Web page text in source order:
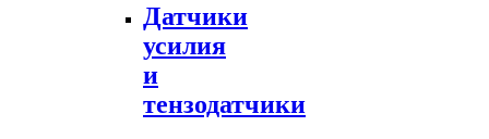
Датчики
усилия
и
тензодатчики